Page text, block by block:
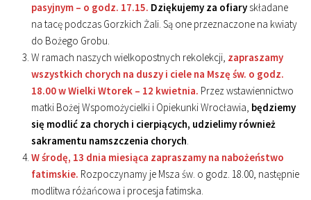
pasyjnym – o godz. 17.15. Dziękujemy za ofiary składane
na tacę podczas Gorzkich Żali. Są one przeznaczone na kwiaty
do Bożego Grobu.
W ramach naszych wielkopostnych rekolekcji, zapraszamy
wszystkich chorych na duszy i ciele na Mszę św. o godz.
18.00 w Wielki Wtorek – 12 kwietnia. Przez wstawiennictwo
matki Bożej Wspomożycielki i Opiekunki Wrocławia, będziemy
się modlić za chorych i cierpiących, udzielimy również
sakramentu namszczenia chorych.
W środę, 13 dnia miesiąca zapraszamy na nabożeństwo
fatimskie. Rozpoczynamy je Msza św. o godz. 18.00, następnie
modlitwa różańcowa i procesja fatimska.